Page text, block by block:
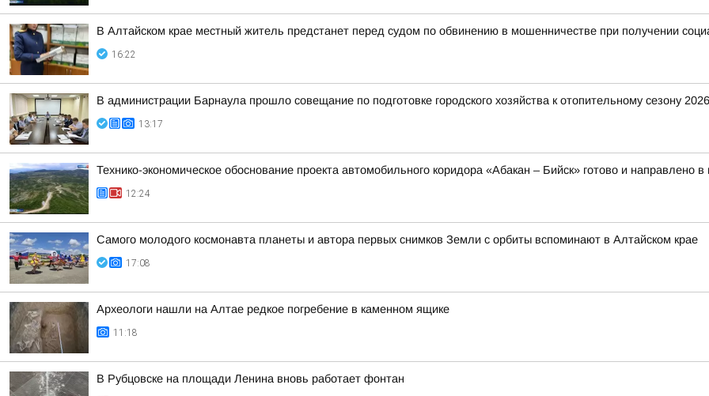
В Алтайском крае местный житель предстанет перед судом по обвинению в мошенничестве при получении
16:22
В администрации Барнаула прошло совещание по подготовке городского хозяйства к отопительному сезону
13:17
Технико-экономическое обоснование проекта автомобильного коридора «Абакан – Бийск» готово и направлено
12:24
Самого молодого космонавта планеты и автора первых снимков Земли с орбиты вспоминают в Алтайском крае
17:08
Археологи нашли на Алтае редкое погребение в каменном ящике
11:18
В Рубцовске на площади Ленина вновь работает фонтан